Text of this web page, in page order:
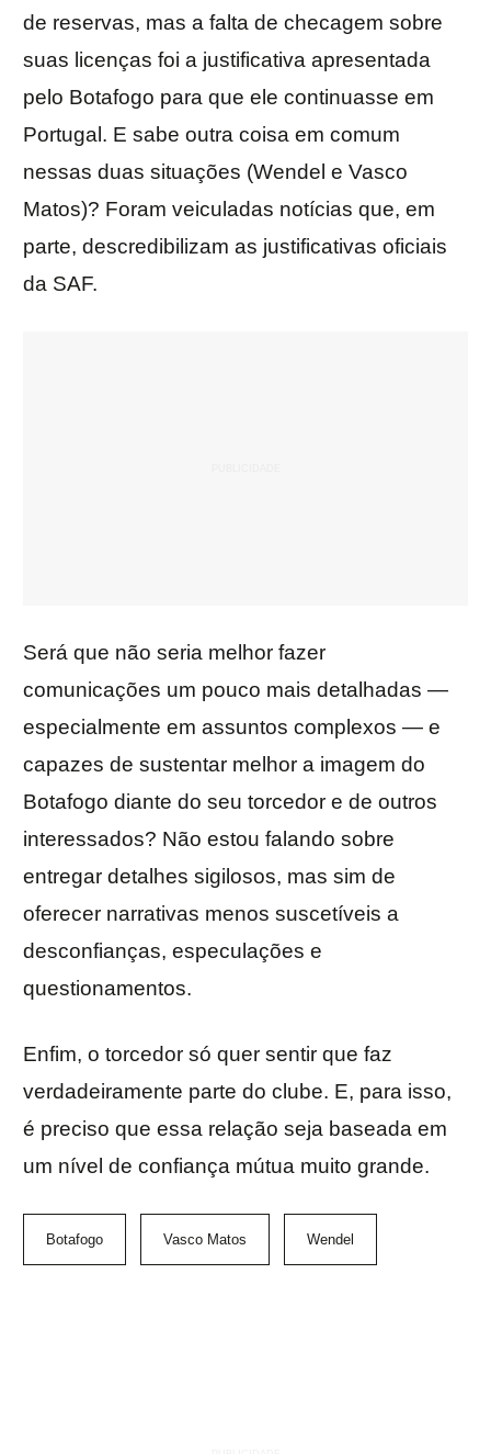
de reservas, mas a falta de checagem sobre
suas licenças foi a justificativa apresentada
pelo Botafogo para que ele continuasse em
Portugal. E sabe outra coisa em comum
nessas duas situações (Wendel e Vasco
Matos)? Foram veiculadas notícias que, em
parte, descredibilizam as justificativas oficiais
da SAF.
Será que não seria melhor fazer
comunicações um pouco mais detalhadas —
especialmente em assuntos complexos — e
capazes de sustentar melhor a imagem do
Botafogo diante do seu torcedor e de outros
interessados? Não estou falando sobre
entregar detalhes sigilosos, mas sim de
oferecer narrativas menos suscetíveis a
desconfianças, especulações e
questionamentos.
Enfim, o torcedor só quer sentir que faz
verdadeiramente parte do clube. E, para isso,
é preciso que essa relação seja baseada em
um nível de confiança mútua muito grande.
Botafogo Vasco Matos Wendel